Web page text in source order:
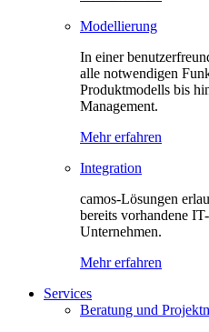
Modellierung
In einer
alle notwendigen
Produktmodells bis
Management.
Mehr erfahren
Integration
camos-Lösungen
bereits vorhandene
Unternehmen.
Mehr erfahren
Services
Beratung und